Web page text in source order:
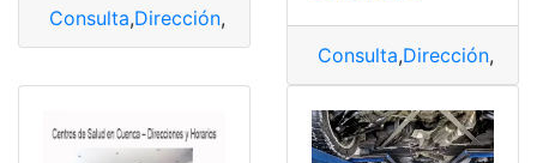
Consulta,Dirección,
Consulta,Dirección,